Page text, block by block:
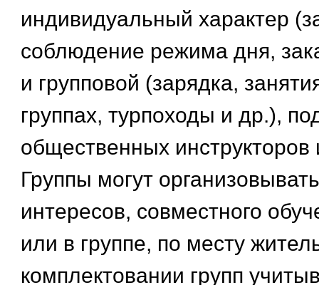
индивидуальный характер
соблюдение режима дня,
и групповой (зарядка,
группах, турпоходы и др.),
общественных инструкторов
Группы могут
интересов, совместного
или в группе, по месту
комплектовании групп